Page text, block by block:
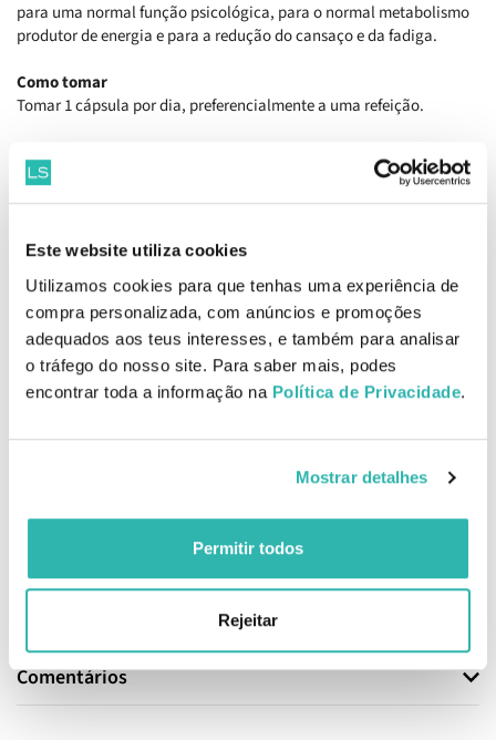
Este website utiliza cookies
Utilizamos cookies para que tenhas uma experiência de
compra personalizada, com anúncios e promoções
adequados aos teus interesses, e também para analisar
o tráfego do nosso site. Para saber mais, podes
encontrar toda a informação na Política de Privacidade.
Mostrar detalhes
Permitir todos
Rejeitar
para uma normal função psicológica, para o normal metabolismo
produtor de energia e para a redução do cansaço e da fadiga.
Como tomar
Tomar 1 cápsula por dia, preferencialmente a uma refeição.
S-Adenosil-L-Metionina (SAMe) 200 mg, Vitamina B6 7mg (500%
VRN), Lactobacillus plantarum 1x10^9 UFC,S-Adenosil-L-
[Gelatina; Corantes: Óxidos e Hidróxidos de Ferro], Maltodextrina
de Milho, Antiaglomerante: Talco, Vitamina B6 (Cloridrato de
Piridoxina), Antiaglomerantes: Sais de Magnésio de Ácidos Gordos,
Dióxido de Silício, Lactobacillus Plantarum.
Precauções
Suplementos alimentares. Não devem ser utilizados como
modo de vida saudável. A Vitamina B6 contribui para o normal
funcionamento do sistema nervoso e para uma normal função
psicológica. A Vitamina B6 contribui ainda para o normal
metabolismo produtor de energia, e para a redução do cansaço e
da fadiga. Uma dose diária de Biobacil Mood fornece a quantidade
significativa da dose diária recomendada para se produzirem os
efeitos benéficos alegados para as Vitaminas B6.
Comentários